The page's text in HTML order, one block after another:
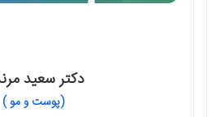
دکتر سعید
(پوست و مو )